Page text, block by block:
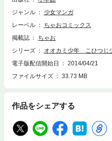
ジャンル
少女マンガ
レーベル
ちゃおコミックス
掲載誌
ちゃお
シリーズ
オオカミ少年 こひつじ
電子版配信開始日
2014/04/21
ファイルサイズ
33.73 MB
作品をシェアする